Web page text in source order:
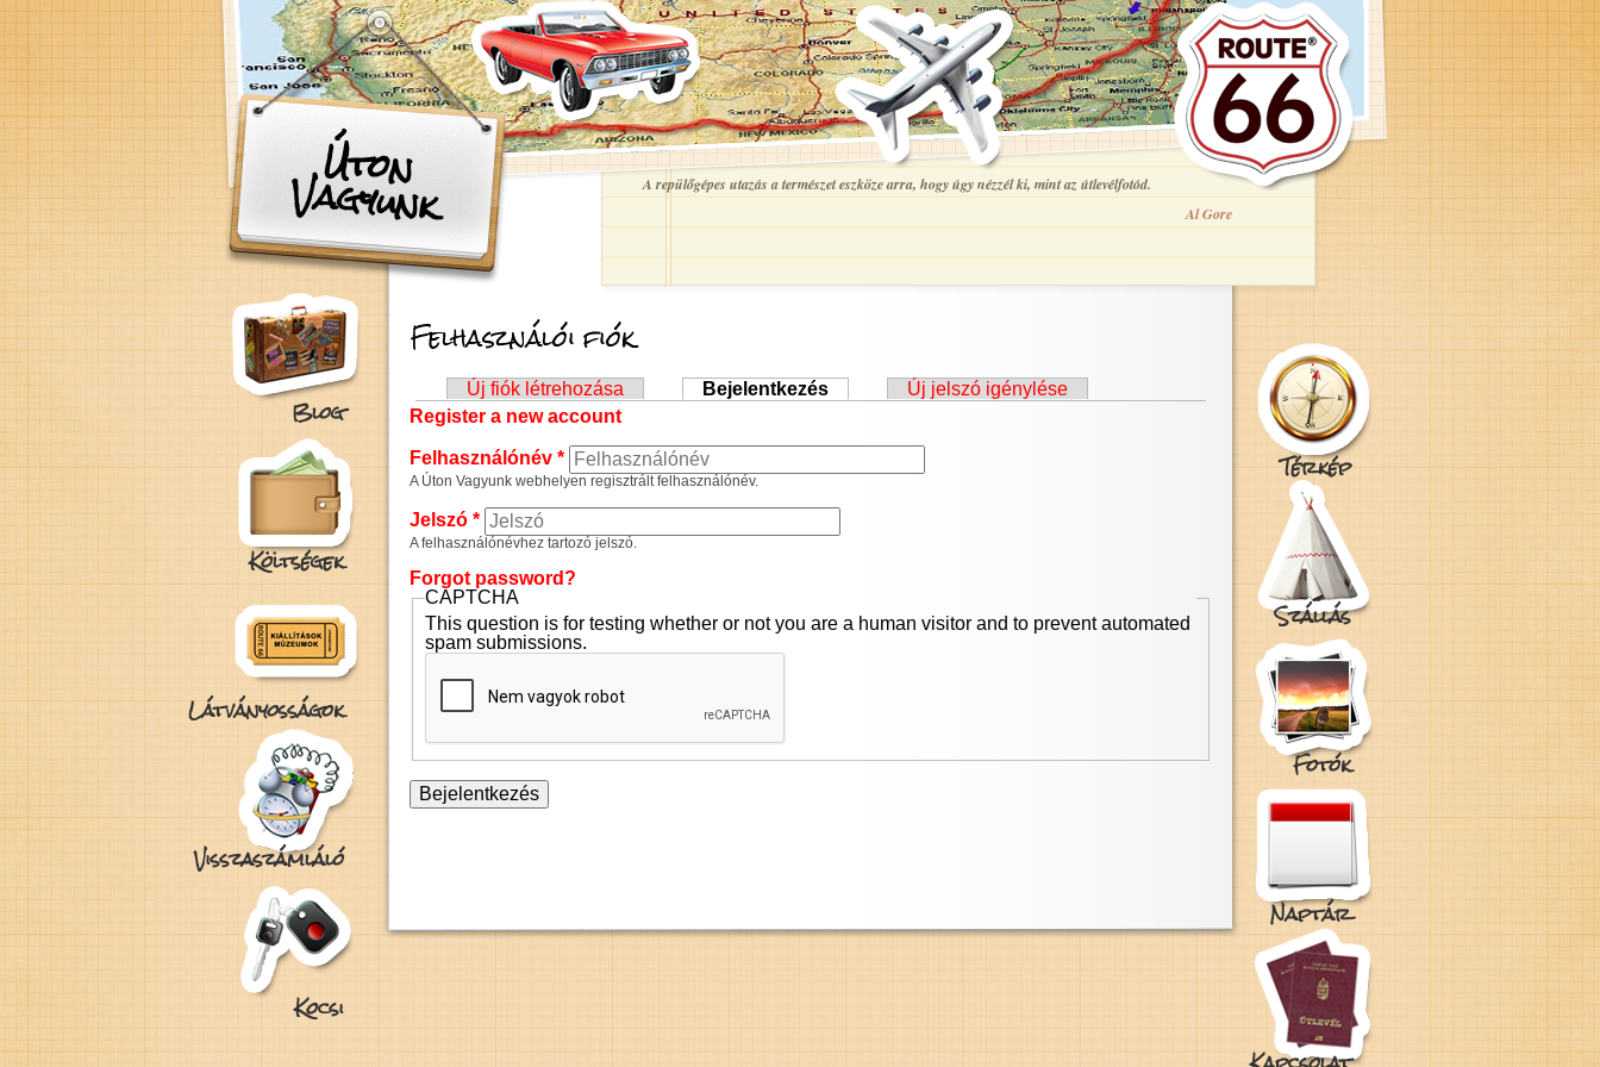
Úton
Vagyunk
A repülőgépes utazás a természet eszköze arra, hogy úgy nézzél ki, mint az útlevélfotód.
Al Gore
Blog
Költségek
Látványosságok
Visszaszámláló
Kocsi
Felhasználói fiók
Elsődleges fülek
Új fiók létrehozása Bejelentkezés(aktív fül)Új jelszó igénylése
Register a new account
Felhasználónév *
A Úton Vagyunk webhelyen regisztrált felhasználónév.
Jelszó *
A felhasználónévhez tartozó jelszó.
Forgot password?
CAPTCHA
This question is for testing whether or not you are a human visitor and to prevent automated
spam submissions.
Térkép
Szállás
Fotók
Naptár